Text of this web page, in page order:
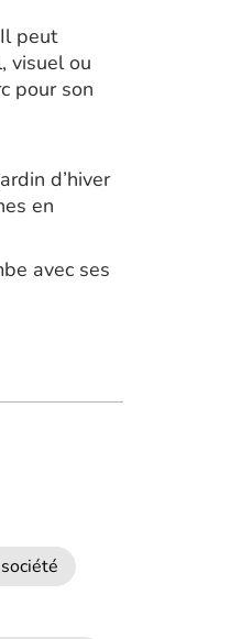
peut
visuel ou
pour son
d’hiver
en
avec ses